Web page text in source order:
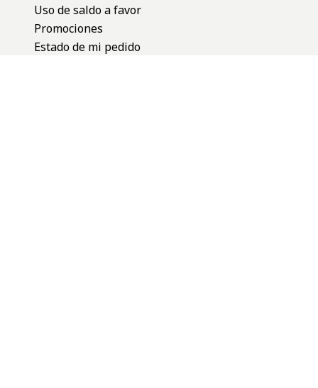
Uso de saldo a favor
Promociones
Estado de mi pedido